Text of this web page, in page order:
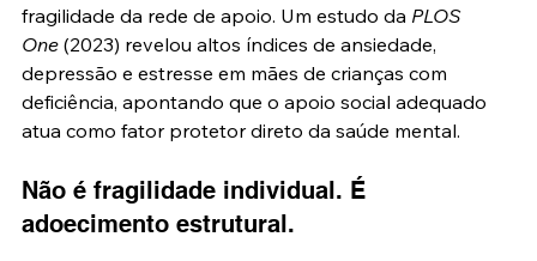
fragilidade da rede de apoio. Um estudo da PLOS
One (2023) revelou altos índices de ansiedade,
depressão e estresse em mães de crianças com
deficiência, apontando que o apoio social adequado
atua como fator protetor direto da saúde mental.
Não é fragilidade individual. É
adoecimento estrutural.